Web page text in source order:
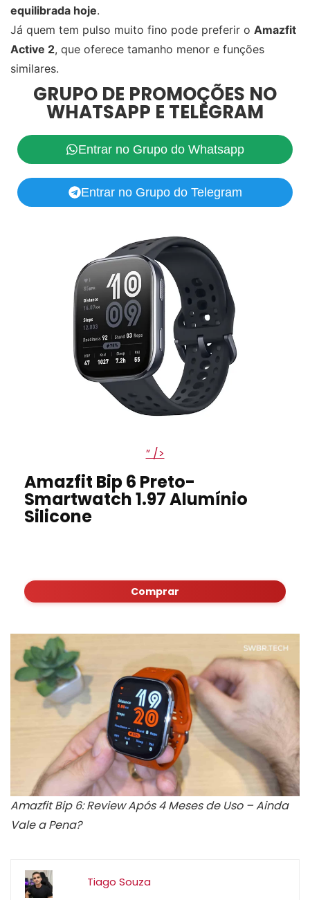
equilibrada hoje.
Já quem tem pulso muito fino pode preferir o Amazfit
Active 2, que oferece tamanho menor e funções
similares.
GRUPO DE PROMOÇÕES NO
WHATSAPP E TELEGRAM
Entrar no Grupo do Whatsapp
Entrar no Grupo do Telegram
” />
Amazfit Bip 6 Preto-
Smartwatch 1.97 Alumínio
Silicone
Comprar
Amazfit Bip 6: Review Após 4 Meses de Uso – Ainda
Vale a Pena?
Tiago Souza